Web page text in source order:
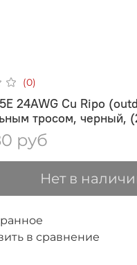
(0)
24AWG Cu Ripo
тросом, черный,
руб
Нет в
в сравнение